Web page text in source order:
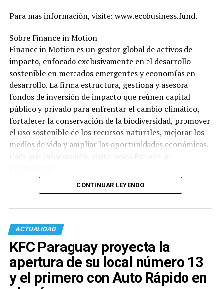
Para más información, visite: www.ecobusiness.fund.
Sobre Finance in Motion
Finance in Motion es un gestor global de activos de
impacto, enfocado exclusivamente en el desarrollo
sostenible en mercados emergentes y economías en
desarrollo. La firma estructura, gestiona y asesora
fondos de inversión de impacto que reúnen capital
público y privado para enfrentar el cambio climático,
fortalecer la conservación de la biodiversidad, promover
el uso sostenible de los recursos naturales, mejorar los
medios de vida y ampliar las oportunidades económicas.
CONTINUAR LEYENDO
ACTUALIDAD
KFC Paraguay proyecta la
apertura de su local número 13
y el primero con Auto Rápido en